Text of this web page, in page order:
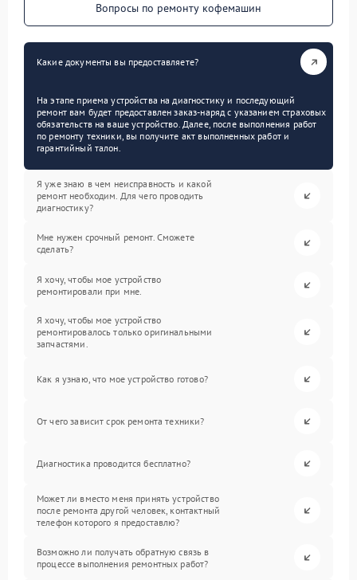
Вопросы по ремонту кофемашин
Какие документы вы предоставляете?
На этапе приема устройства на диагностику и последующий
ремонт вам будет предоставлен заказ-наряд с указанием страховых
обязательств на ваше устройство. Далее, после выполнения работ
по ремонту техники, вы получите акт выполненных работ и
гарантийный талон.
Я уже знаю в чем неисправность и какой
ремонт необходим. Для чего проводить
диагностику?
Мне нужен срочный ремонт. Сможете
сделать?
Я хочу, чтобы мое устройство
ремонтировали при мне.
Я хочу, чтобы мое устройство
ремонтировалось только оригинальными
запчастями.
Как я узнаю, что мое устройство готово?
От чего зависит срок ремонта техники?
Диагностика проводится бесплатно?
Может ли вместо меня принять устройство
после ремонта другой человек, контактный
телефон которого я предоставлю?
Возможно ли получать обратную связь в
процессе выполнения ремонтных работ?